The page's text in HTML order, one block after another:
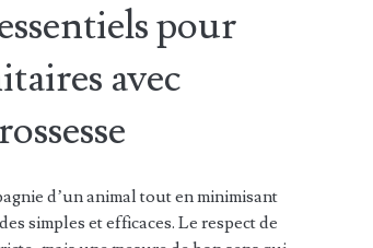
pour
avec
d’un animal tout en minimisant
simples et efficaces. Le respect de